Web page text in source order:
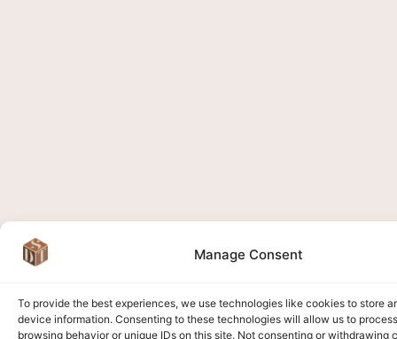
Manage Consent
To provide the best experiences, we use technologies like cookies to store
device information. Consenting to these technologies will allow us to
browsing behavior or unique IDs on this site. Not consenting or withdrawing